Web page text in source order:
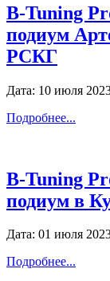
B-Tuning
подиум
РСКГ
Дата: 10 июля
Подробнее...
B-Tuning
подиум в
Дата: 01 июля
Подробнее...